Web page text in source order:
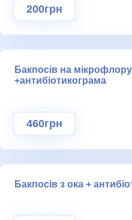
200грн
Бакпосів на
+антибіотикограма
460грн
Бакпосів з ока +